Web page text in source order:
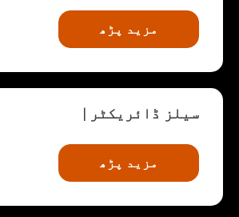
مزید پڑھ
سیلز ڈائریکٹر
مزید پڑھ